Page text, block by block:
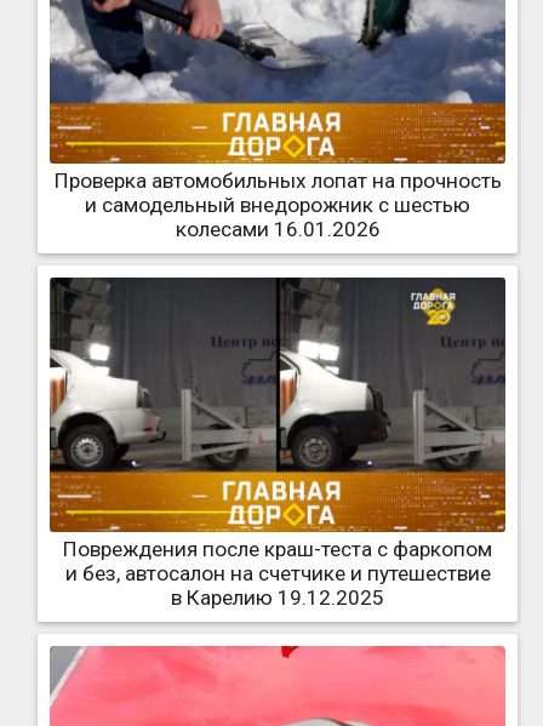
Проверка автомобильных лопат на прочность
и самодельный внедорожник с шестью
колесами 16.01.2026
Повреждения после краш-теста с фаркопом
и без, автосалон на счетчике и путешествие
в Карелию 19.12.2025